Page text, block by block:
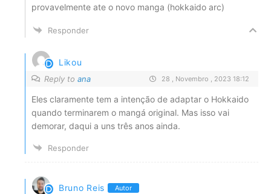
provavelmente ate o novo manga (hokkaido arc)
Responder
Likou
Reply to ana 28 , Novembro , 2023 18:12
Eles claramente tem a intenção de adaptar o Hokkaido
quando terminarem o mangá original. Mas isso vai
demorar, daqui a uns três anos ainda.
Responder
Bruno Reis Autor